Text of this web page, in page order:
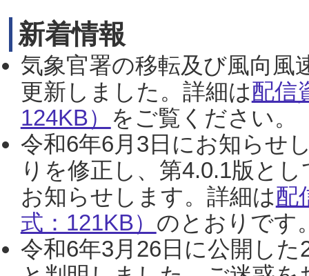
新着情報
気象官署の移転及び風向風
更新しました。詳細は配信
124KB） をご覧ください。
令和6年6月3日にお知らせ
りを修正し、第4.0.1版と
お知らせします。詳細は配
式：121KB） のとおりです
令和6年3月26日に公開し